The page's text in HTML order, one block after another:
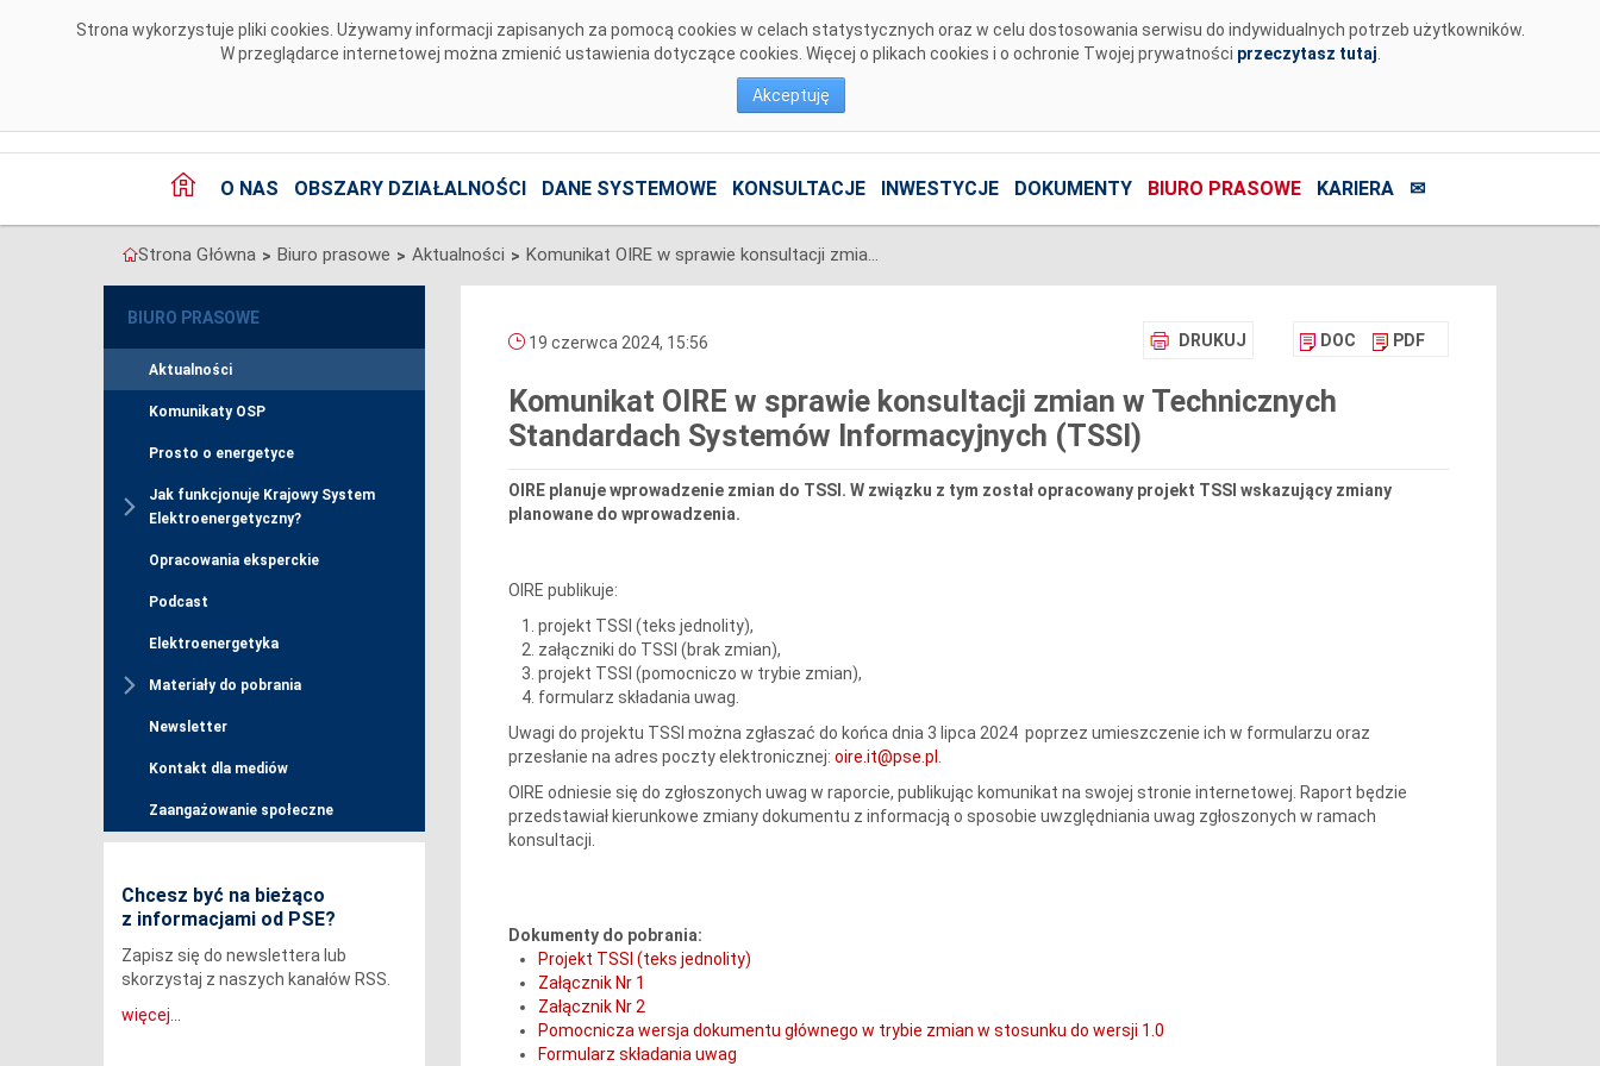
Strona wykorzystuje pliki cookies. Używamy informacji zapisanych za pomocą cookies w celach statystycznych oraz w celu dostosowania serwisu do indywidualnych potrzeb użytkowników.
W przeglądarce internetowej można zmienić ustawienia dotyczące cookies. Więcej o plikach cookies i o ochronie Twojej prywatności przeczytasz tutaj
Akceptuję
O NAS OBSZARY DZIAŁALNOŚCI DANE SYSTEMOWE KONSULTACJE INWESTYCJE DOKUMENTY BIURO PRASOWE KARIERA ✉
Strona Główna > Biuro prasowe > Aktualności > Komunikat OIRE w sprawie konsultacji zmian w Technicznych Standardach Systemów Informacyjnych (TSSI)
BIURO PRASOWE
Aktualności
Komunikaty OSP
Prosto o energetyce
Jak funkcjonuje Krajowy System
Elektroenergetyczny?
Opracowania eksperckie
Podcast
Elektroenergetyka
Materiały do pobrania
Newsletter
Kontakt dla mediów
Zaangażowanie społeczne
Chcesz być na bieżąco
z informacjami od PSE?
Zapisz się do newslettera lub
skorzystaj z naszych kanałów RSS.
więcej...
DRUKUJ DOC PDF
19 czerwca 2024, 15:56
Komunikat OIRE w sprawie konsultacji zmian w Technicznych
Standardach Systemów Informacyjnych (TSSI)
OIRE planuje wprowadzenie zmian do TSSI. W związku z tym został opracowany projekt TSSI wskazujący zmiany
planowane do wprowadzenia.
OIRE publikuje:
projekt TSSI (teks jednolity),
załączniki do TSSI (brak zmian),
projekt TSSI (pomocniczo w trybie zmian),
formularz składania uwag.
Uwagi do projektu TSSI można zgłaszać do końca dnia 3 lipca 2024 poprzez umieszczenie ich w formularzu oraz
przesłanie na adres poczty elektronicznej: oire.it@pse.pl
OIRE odniesie się do zgłoszonych uwag w raporcie, publikując komunikat na swojej stronie internetowej. Raport będzie
przedstawiał kierunkowe zmiany dokumentu z informacją o sposobie uwzględniania uwag zgłoszonych w ramach
konsultacji.
Dokumenty do pobrania:
Projekt TSSI (teks jednolity)
Załącznik Nr 1
Załącznik Nr 2
Pomocnicza wersja dokumentu głównego w trybie zmian w stosunku do wersji 1.0
Formularz składania uwag